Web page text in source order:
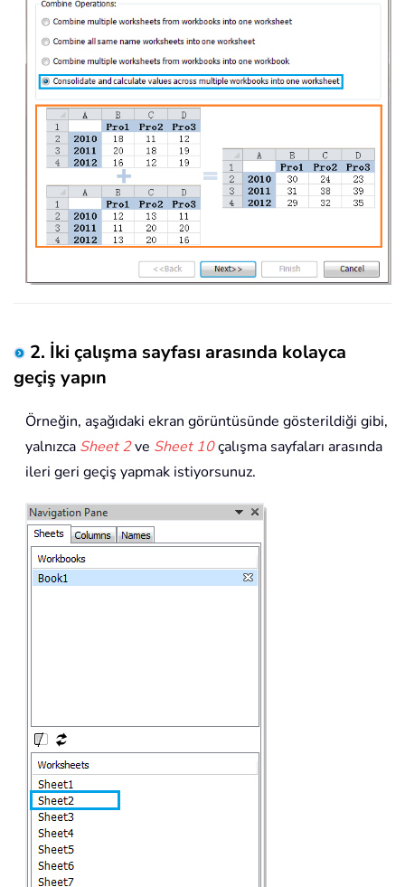
2. İki çalışma sayfası arasında kolayca
geçiş yapın
Örneğin, aşağıdaki ekran görüntüsünde gösterildiği gibi,
yalnızca Sheet 2ve Sheet 10çalışma sayfaları arasında
ileri geri geçiş yapmak istiyorsunuz.